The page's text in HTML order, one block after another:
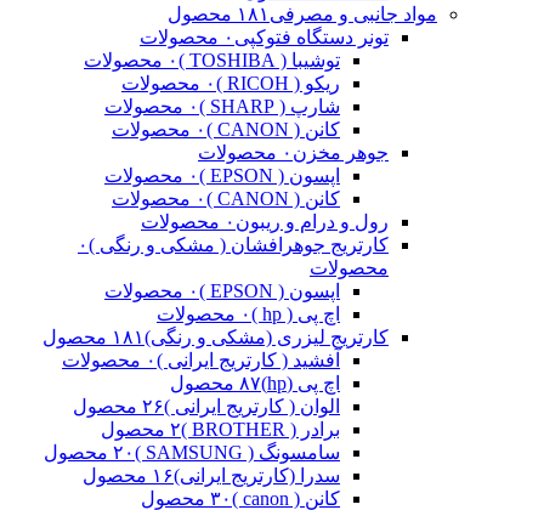
مواد جانبی و مصرفی ۱۸۱ محصول
تونر دستگاه فتوکپی ۰ محصولات
توشیبا ( TOSHIBA )
۰ محصولات
ریکو ( RICOH )
۰ محصولات
شارپ ( SHARP )
۰ محصولات
کانن ( CANON )
۰ محصولات
جوهر مخزن ۰ محصولات
اپسون ( EPSON )
۰ محصولات
کانن ( CANON )
۰ محصولات
رول و درام و ریبون ۰ محصولات
کارتریج جوهرافشان ( مشکی و رنگی )۰
محصولات
اپسون ( EPSON )
۰ محصولات
اچ پی ( hp )
۰ محصولات
کارتریج لیزری (مشکی و رنگی)۱۸۱ محصول
آفشید ( کارتریج ایرانی )۰ محصولات
اچ پی (hp)
۸۷ محصول
الوان ( کارتریج ایرانی )۲۶ محصول
برادر ( BROTHER )
۲ محصول
سامسونگ ( SAMSUNG )
۲۰ محصول
سدرا (کارتریج ایرانی)۱۶ محصول
کانن ( canon )
۳۰ محصول